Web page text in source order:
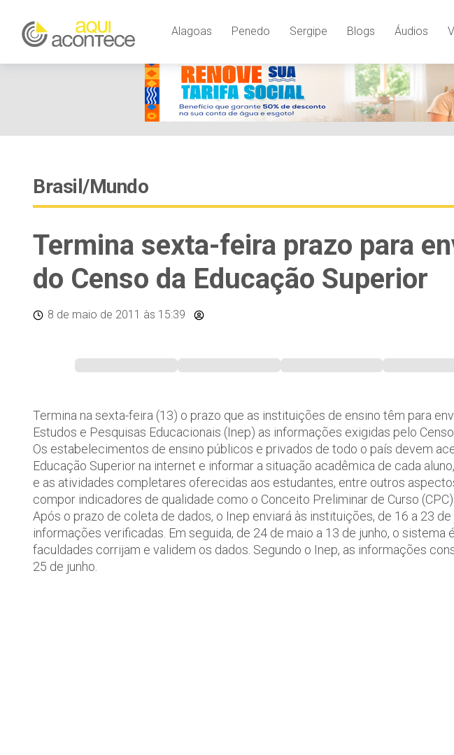
Alagoas Penedo Sergipe Blogs Áudios
Brasil/Mundo
Termina sexta-feira prazo para
do Censo da Educação Superior
8 de maio de 2011 às 15:39
Termina na sexta-feira (13) o prazo que as instituições de ensino têm para
Estudos e Pesquisas Educacionais (Inep) as informações exigidas pelo
Os estabelecimentos de ensino públicos e privados de todo o país devem
Educação Superior na internet e informar a situação acadêmica de cada
e as atividades completares oferecidas aos estudantes, entre outros
compor indicadores de qualidade como o Conceito Preliminar de Curso (CPC)
Após o prazo de coleta de dados, o Inep enviará às instituições, de 16 a 23
informações verificadas. Em seguida, de 24 de maio a 13 de junho, o sistema
faculdades corrijam e validem os dados. Segundo o Inep, as informações
25 de junho.